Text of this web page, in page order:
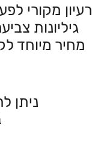
רעיון מקורי
גיליונות צביעה ענקיים 120\90 מ',
מחיר מיוחד
ניתן